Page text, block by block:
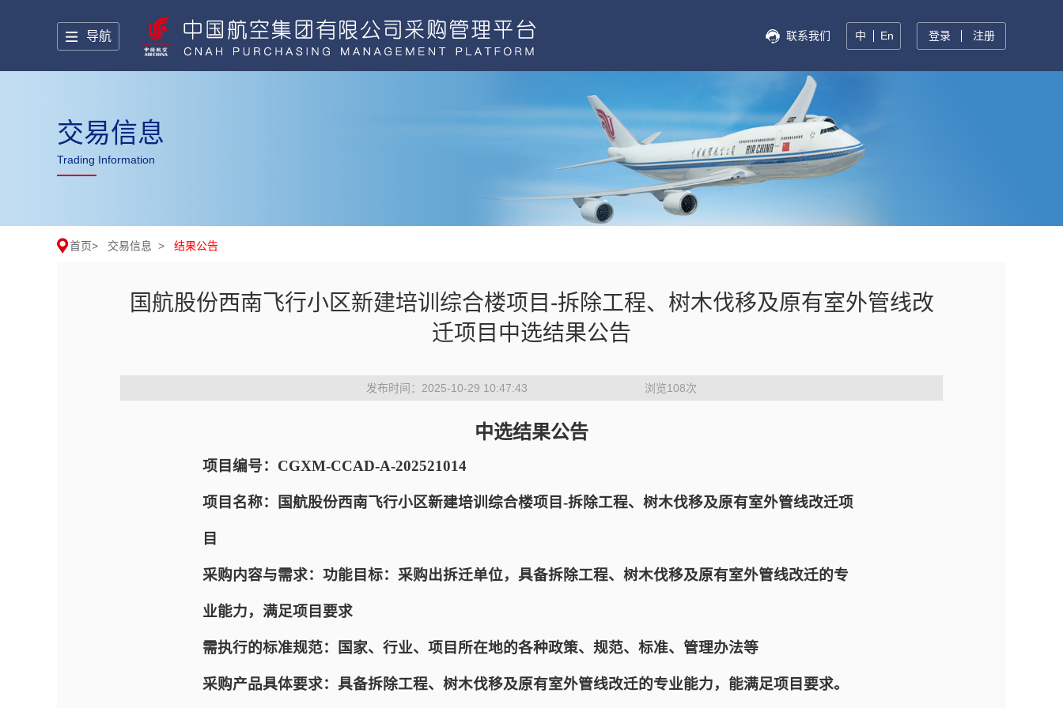
导航 联系我们 中 En 登录 注册
交易信息
Trading Information
首页> 交易信息 > 结果公告
国航股份西南飞行小区新建培训综合楼项目-拆除工程、树木伐移及原有室外管线改
迁项目中选结果公告
发布时间：2025-10-29 10:47:43 浏览108次
中选结果公告
项目编号：CGXM-CCAD-A-202521014
项目名称：国航股份西南飞行小区新建培训综合楼项目-拆除工程、树木伐移及原有室外管线改迁项
目
采购内容与需求：功能目标：采购出拆迁单位，具备拆除工程、树木伐移及原有室外管线改迁的专
业能力，满足项目要求
需执行的标准规范：国家、行业、项目所在地的各种政策、规范、标准、管理办法等
采购产品具体要求：具备拆除工程、树木伐移及原有室外管线改迁的专业能力，能满足项目要求。